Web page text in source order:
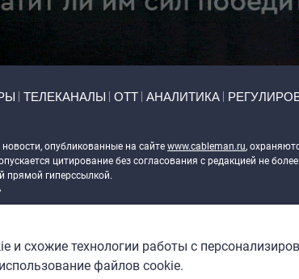
ТЕЛЕКАНАЛЫ ОТТ АНАЛИТИКА
опубликованные на сайте www.cableman.ru,
цитирование без согласования с редакцией не
прямой гиперссылкой.
c 2017 года
и схожие технологии работы с
файлов cookie.